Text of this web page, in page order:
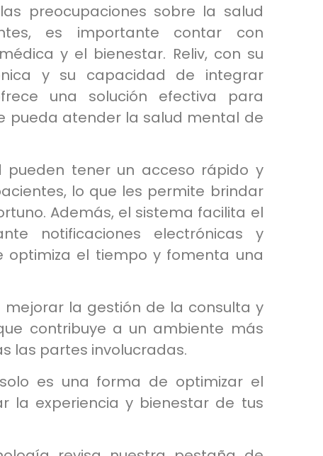
preocupaciones sobre la salud
es importante contar con
y el bienestar. Reliv, con su
y su capacidad de integrar
una solución efectiva para
pueda atender la salud mental de
pueden tener un acceso rápido y
lo que les permite brindar
Además, el sistema facilita el
notificaciones electrónicas y
optimiza el tiempo y fomenta una
la gestión de la consulta y
contribuye a un ambiente más
las partes involucradas.
es una forma de optimizar el
la experiencia y bienestar de tus